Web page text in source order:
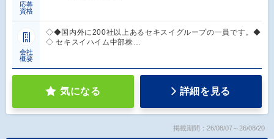
応募
資格
会社
概要
◇◆国内外に200社以上あるセキスイグループの一員です。◆
◇ セキスイハイム中部株…
気になる 詳細を見る
掲載期間：26/08/07～26/08/20